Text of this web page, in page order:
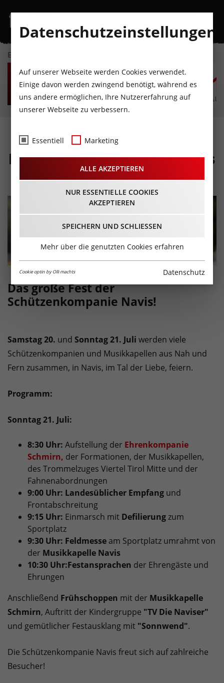
EVENTKALENDER
MO
10
AUGUST
DI
11
AUGUST
MI
12
AUGUST
DO
13
AUGUST
FR
14
AUGUST
Bataillonsfest Wipptal-
Eisenstecken 2024 in Navis
21.07.2024 - Beginn 08:30 Uhr
Das große Fest der
Schützenkompanie Navis!
Samstag 20. und Sonntag 21. Juli werden viele
Schützenkompanien und Musikkapellen aus Nah und
Fern zusammen, in Navis, im Tal der Liebe, feiern.
Programm:
Sonntag 21. Juli:
8:30 Uhr: Aufstellung der Ehrenkompanie
Schmirn, der Formationen, der Musikkapellen,
des Trommelzuges Viertel Tirol Mitte und der
Fahnenabordnungen
9:00 Uhr: Landesüblicher Empfang und
Frontabschreitung
9:15 Uhr: Einmarsch mit Defilierungzum
Sportplatz
9:30 Uhr: Feldmesse am Sportplatz umrahmt von
der Musikkapelle Navis
10:30 Uhr:Festansprachen der Ehrengäste und
Ehrungen
Anschließend Frühschoppen mit der Musikkapelle
Schmirn, Auftritt der Kindergruppe "TV Die Naviser"
und gemütlicher Festausklang mit "Sonnwend".
Die Schützenkompanie Navis freut sich auf zahlreiche
Besucher!
Datenschutzeinstellungen
Auf unserer Webseite werden Cookies verwendet.
Einige davon werden zwingend benötigt, während es
uns andere ermöglichen, Ihre Nutzererfahrung auf
unserer Webseite zu verbessern.
Essentiell Marketing
ALLE AKZEPTIEREN
NUR ESSENTIELLE COOKIES
AKZEPTIEREN
SPEICHERN UND SCHLIESSEN
Mehr über die genutzten Cookies erfahren
Cookie optin by Olli machts Datenschutz